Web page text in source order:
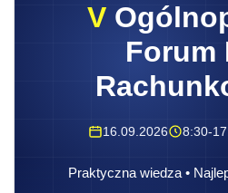
V
Forum
16.09.2026 8:30-
Praktyczna wiedza •